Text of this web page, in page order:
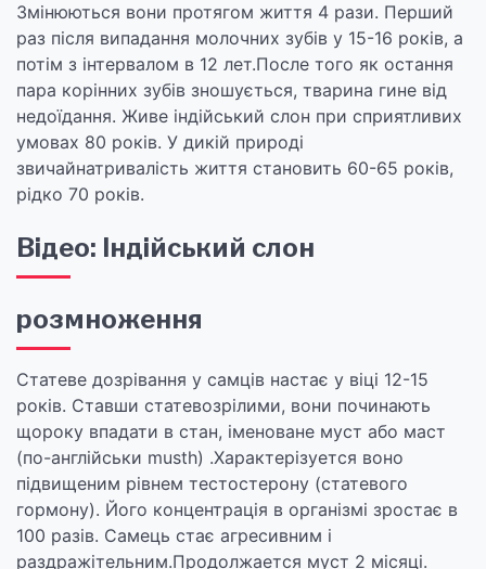
Змінюються вони протягом життя 4 рази. Перший
раз після випадання молочних зубів у 15-16 років, а
потім з інтервалом в 12 лет.После того як остання
пара корінних зубів зношується, тварина гине від
недоїдання. Живе індійський слон при сприятливих
умовах 80 років. У дикій природі
звичайнатривалість життя становить 60-65 років,
рідко 70 років.
Відео: Індійський слон
розмноження
Статеве дозрівання у самців настає у віці 12-15
років. Ставши статевозрілими, вони починають
щороку впадати в стан, іменоване муст або маст
(по-англійськи musth) .Характерізуется воно
підвищеним рівнем тестостерону (статевого
гормону). Його концентрація в організмі зростає в
100 разів. Самець стає агресивним і
раздражітельним.Продолжается муст 2 місяці.